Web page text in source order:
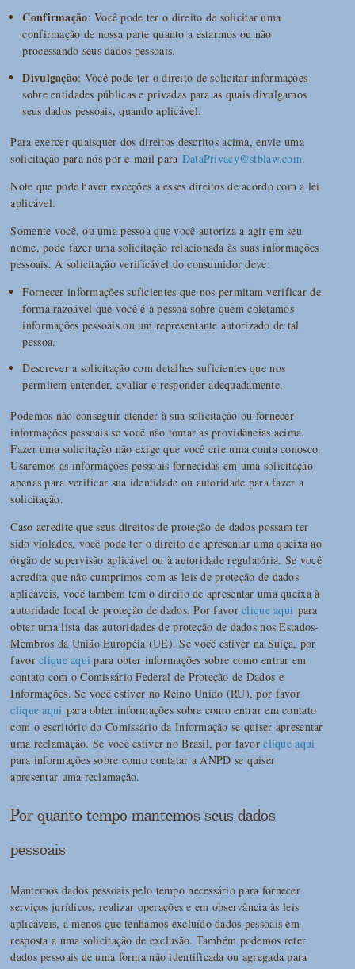
Confirmação: Você pode ter o direito de solicitar uma
confirmação de nossa parte quanto a estarmos ou não
processando seus dados pessoais.
Divulgação: Você pode ter o direito de solicitar informações
sobre entidades públicas e privadas para as quais divulgamos
seus dados pessoais, quando aplicável.
Para exercer quaisquer dos direitos descritos acima, envie uma
solicitação para nós por e-mail para DataPrivacy@stblaw.com.
Note que pode haver exceções a esses direitos de acordo com a lei
aplicável.
Somente você, ou uma pessoa que você autoriza a agir em seu
nome, pode fazer uma solicitação relacionada às suas informações
pessoais. A solicitação verificável do consumidor deve:
Fornecer informações suficientes que nos permitam verificar de
forma razoável que você é a pessoa sobre quem coletamos
informações pessoais ou um representante autorizado de tal
pessoa.
Descrever a solicitação com detalhes suficientes que nos
permitem entender, avaliar e responder adequadamente.
Podemos não conseguir atender à sua solicitação ou fornecer
informações pessoais se você não tomar as providências acima.
Fazer uma solicitação não exige que você crie uma conta conosco.
Usaremos as informações pessoais fornecidas em uma solicitação
apenas para verificar sua identidade ou autoridade para fazer a
solicitação.
Caso acredite que seus direitos de proteção de dados possam ter
sido violados, você pode ter o direito de apresentar uma queixa ao
órgão de supervisão aplicável ou à autoridade regulatória. Se você
acredita que não cumprimos com as leis de proteção de dados
aplicáveis, você também tem o direito de apresentar uma queixa à
autoridade local de proteção de dados. Por favorclique aqui para
obter uma lista das autoridades de proteção de dados nos Estados-
Membros da União Européia (UE). Se você estiver na Suíça, por
favorclique aqui para obter informações sobre como entrar em
contato com o Comissário Federal de Proteção de Dados e
Informações. Se você estiver no Reino Unido (RU), por favor
clique aqui para obter informações sobre como entrar em contato
com o escritório do Comissário da Informação se quiser apresentar
uma reclamação. Se você estiver no Brasil, por favorclique aqui
para informações sobre como contatar a ANPD se quiser
apresentar uma reclamação.
Por quanto tempo mantemos seus dados
pessoais
Mantemos dados pessoais pelo tempo necessário para fornecer
serviços jurídicos, realizar operações e em observância às leis
aplicáveis, a menos que tenhamos excluído dados pessoais em
resposta a uma solicitação de exclusão. Também podemos reter
dados pessoais de uma forma não identificada ou agregada para